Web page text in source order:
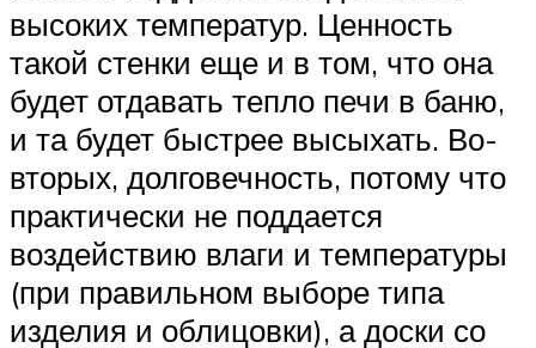
высоких температур. Ценность
такой стенки еще и в том, что она
будет отдавать тепло печи в баню,
и та будет быстрее высыхать. Во-
вторых, долговечность, потому что
практически не поддается
воздействию влаги и температуры
(при правильном выборе типа
изделия и облицовки), а доски со